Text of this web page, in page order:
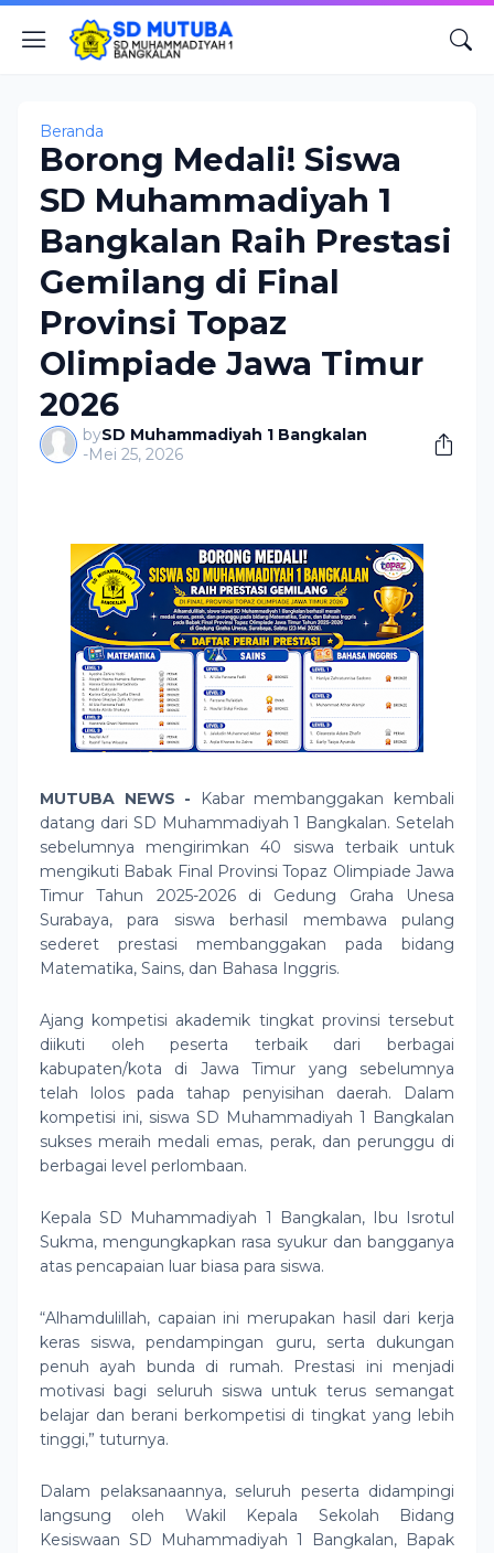
Beranda
Borong Medali! Siswa
SD Muhammadiyah 1
Bangkalan Raih Prestasi
Gemilang di Final
Provinsi Topaz
Olimpiade Jawa Timur
2026
bySD Muhammadiyah 1 Bangkalan
-Mei 25, 2026
MUTUBA NEWS -
Kabar membanggakan kembali
datang dari SD Muhammadiyah 1 Bangkalan. Setelah
sebelumnya mengirimkan 40 siswa terbaik untuk
mengikuti Babak Final Provinsi Topaz Olimpiade Jawa
Timur Tahun 2025-2026 di Gedung Graha Unesa
Surabaya, para siswa berhasil membawa pulang
sederet prestasi membanggakan pada bidang
Matematika, Sains, dan Bahasa Inggris.
Ajang kompetisi akademik tingkat provinsi tersebut
diikuti oleh peserta terbaik dari berbagai
kabupaten/kota di Jawa Timur yang sebelumnya
telah lolos pada tahap penyisihan daerah. Dalam
kompetisi ini, siswa SD Muhammadiyah 1 Bangkalan
sukses meraih medali emas, perak, dan perunggu di
berbagai level perlombaan.
Kepala SD Muhammadiyah 1 Bangkalan, Ibu Isrotul
Sukma, mengungkapkan rasa syukur dan bangganya
atas pencapaian luar biasa para siswa.
“Alhamdulillah, capaian ini merupakan hasil dari kerja
keras siswa, pendampingan guru, serta dukungan
penuh ayah bunda di rumah. Prestasi ini menjadi
motivasi bagi seluruh siswa untuk terus semangat
belajar dan berani berkompetisi di tingkat yang lebih
tinggi,” tuturnya.
Dalam pelaksanaannya, seluruh peserta didampingi
langsung oleh Wakil Kepala Sekolah Bidang
Kesiswaan SD Muhammadiyah 1 Bangkalan, Bapak